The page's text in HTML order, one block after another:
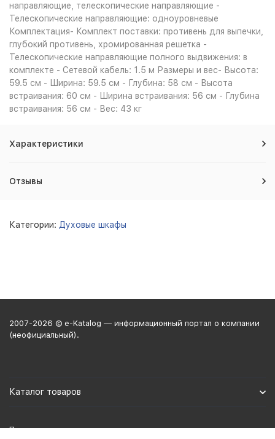
направляющие, телескопические направляющие -
Телескопические направляющие: одноуровневые
Комплектация- Комплект поставки: противень для выпечки,
глубокий противень, хромированная решетка -
Телескопические направляющие полного выдвижения: в
комплекте - Сетевой кабель: 1.5 м Размеры и вес- Высота:
59.5 см - Ширина: 59.5 см - Глубина: 58 см - Высота
встраивания: 60 см - Ширина встраивания: 56 см - Глубина
встраивания: 56 см - Вес: 43 кг
Характеристики
Отзывы
Категории: Духовые шкафы
2007-2026 © e-Katalog — информационный портал о компании
(неофициальный).
Каталог товаров
Политика персональных данных